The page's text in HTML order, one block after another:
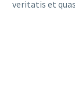
veritatis et